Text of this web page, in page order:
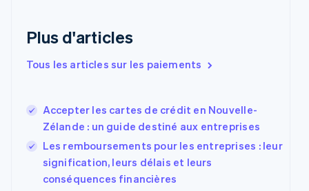
Plus d'articles
Tous les articles sur les paiements
Accepter les cartes de crédit en Nouvelle-
Zélande : un guide destiné aux entreprises
Les remboursements pour les entreprises : leur
signification, leurs délais et leurs
conséquences financières
Espagne
Estonie
EnglishEspañol简体中文
Finlande
France
FrançaisEnglish
Gibraltar